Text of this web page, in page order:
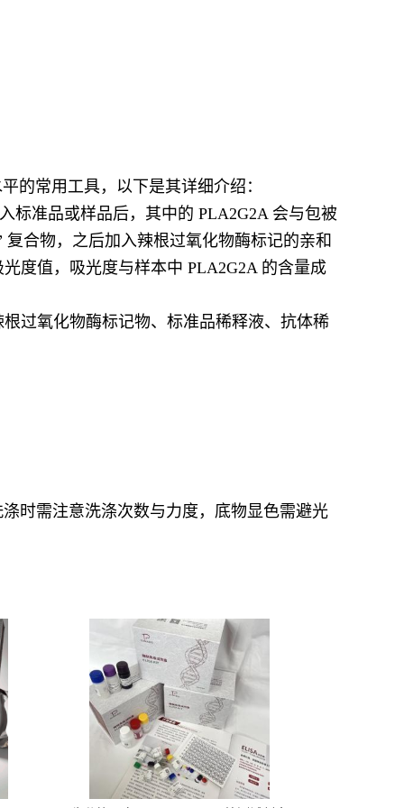
的常用工具，以下是其详细介绍：
标准品或样品后，其中的 PLA2G2A 会与包被
合物，之后加入辣根过氧化物酶标记的亲和
度值，吸光度与样本中 PLA2G2A 的含量成
过氧化物酶标记物、标准品稀释液、抗体稀
时需注意洗涤次数与力度，底物显色需避光